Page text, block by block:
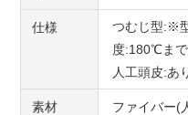
仕様
つむじ型:※
度:180℃ま
人工頭皮:あ
素材 ファイバー(